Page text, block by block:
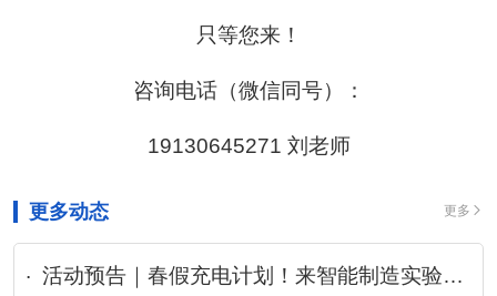
只等您来！
咨询电话（微信同号）：
19130645271 刘老师
更多动态 更多
活动预告｜春假充电计划！来智能制造实验室，开启 4 天硬核科学探索之旅